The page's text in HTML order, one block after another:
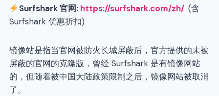
Surfshark 官网: https://surfshark.com/zh/ (含
Surfshark 优惠折扣)
镜像站是指当官网被防火长城屏蔽后，官方提供的未被
屏蔽的官网的克隆版，曾经 Surfshark 是有镜像网站
的，但随着被中国大陆政策限制之后，镜像网站被取消
了。